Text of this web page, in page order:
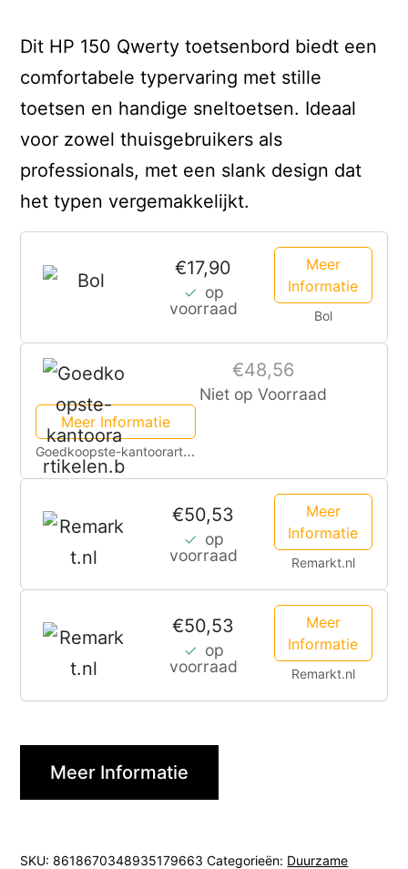
Dit HP 150 Qwerty toetsenbord biedt een
comfortabele typervaring met stille
toetsen en handige sneltoetsen. Ideaal
voor zowel thuisgebruikers als
professionals, met een slank design dat
het typen vergemakkelijkt.
€17,90
op
voorraad
Meer
Informatie
Bol
€48,56
Niet op Voorraad
Meer Informatie
Goedkoopste-kantoorartikelen.be
€50,53
op
voorraad
Meer
Informatie
Remarkt.nl
€50,53
op
voorraad
Meer
Informatie
Remarkt.nl
Meer Informatie
SKU:8618670348935179663 Categorieën: Duurzame